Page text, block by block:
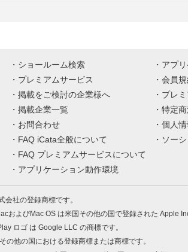
ショールーム検索
プレミアムサービス
掲載をご検討の企業様へ
掲載企業一覧
お問合わせ
FAQ iCata全般について
FAQ プレミアムサービスについて
アプリケーション動作環境
アプ
会員規
プレ
特定
個人
ソー
社の登録商標です。
およびMac OS は米国その他の国で登録された Apple
ロゴ は Google LLC の商標です。
の他の国における登録商標または商標です。